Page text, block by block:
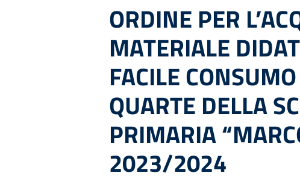
ORDINE PER
MATERIALE
FACILE
QUARTE DELLA
PRIMARIA
2023/2024